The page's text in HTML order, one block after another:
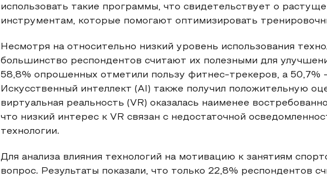
использовать такие программы, что свидетельствует о
инструментам, которые помогают оптимизировать
Несмотря на относительно низкий уровень использования
большинство респондентов считают их полезными для
58,8% опрошенных отметили пользу фитнес-трекеров, а 50,7%
Искусственный интеллект (AI) также получил положительную
виртуальная реальность (VR) оказалась наименее
что низкий интерес к VR связан с недостаточной
технологии.
Для анализа влияния технологий на мотивацию к занятиям
вопрос. Результаты показали, что только 22,8% респондентов